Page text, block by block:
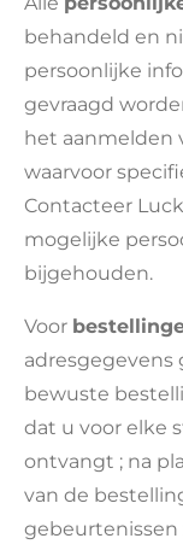
behandeld en
persoonlijke
gevraagd
het aanmelden
waarvoor
Contacteer
mogelijke
bijgehouden.
Voor
adresgegevens
bewuste
dat u voor elke
ontvangt ; na
van de
gebeurtenissen